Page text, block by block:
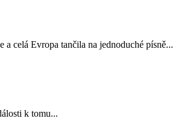
celá Evropa tančila na jednoduché písně...
k tomu...